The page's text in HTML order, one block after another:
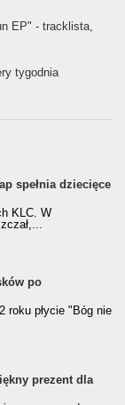
EP" - tracklista,
tygodnia
spełnia dziecięce
KLC. W
po
roku płycie "Bóg nie
prezent dla